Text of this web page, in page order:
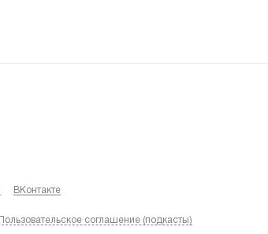
ВКонтакте
Пользовательское соглашение (подкасты)